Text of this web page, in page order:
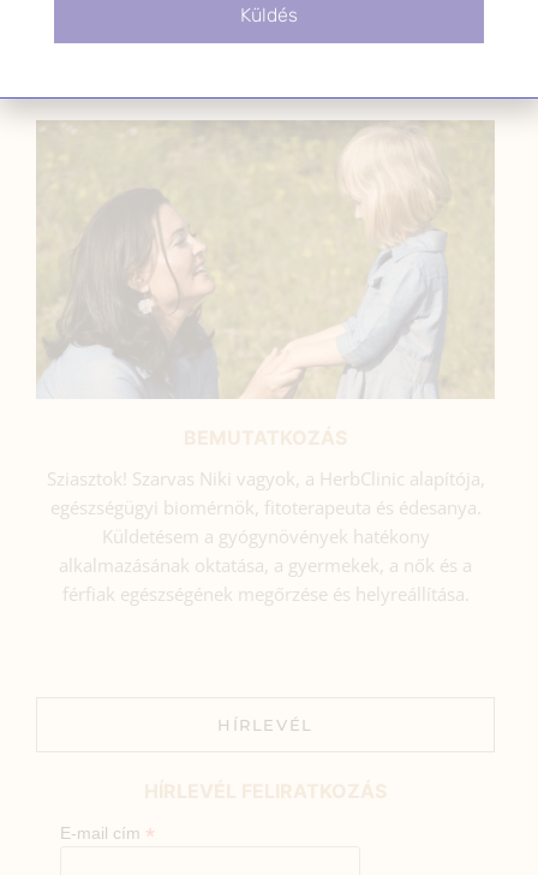
Sziasztok! Szarvas Niki vagyok, a HerbClinic alapítója,
egészségügyi biomérnök, fitoterapeuta és édesanya.
Küldetésem a gyógynövények hatékony
alkalmazásának oktatása, a gyermekek, a nők és a
férfiak egészségének megőrzése és helyreállítása.
HÍRLEVÉL
E-mail cím *
Küldés